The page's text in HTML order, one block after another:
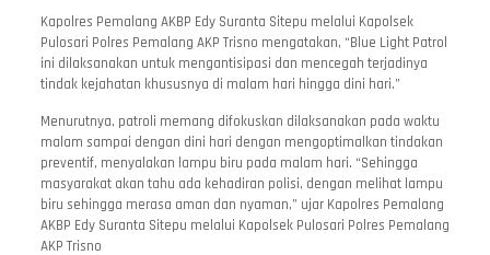
Kapolres Pemalang AKBP Edy Suranta Sitepu melalui Kapolsek
Pulosari Polres Pemalang AKP Trisno mengatakan, “Blue Light Patrol
ini dilaksanakan untuk mengantisipasi dan mencegah terjadinya
tindak kejahatan khususnya di malam hari hingga dini hari.”
Menurutnya, patroli memang difokuskan dilaksanakan pada waktu
malam sampai dengan dini hari dengan mengoptimalkan tindakan
preventif, menyalakan lampu biru pada malam hari. “Sehingga
masyarakat akan tahu ada kehadiran polisi, dengan melihat lampu
biru sehingga merasa aman dan nyaman,” ujar Kapolres Pemalang
AKBP Edy Suranta Sitepu melalui Kapolsek Pulosari Polres Pemalang
AKP Trisno